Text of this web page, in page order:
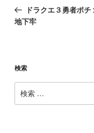
ナ
シ
ョ
ン
去
の
ドラクエ３勇者ポ
地下牢
検索
索: